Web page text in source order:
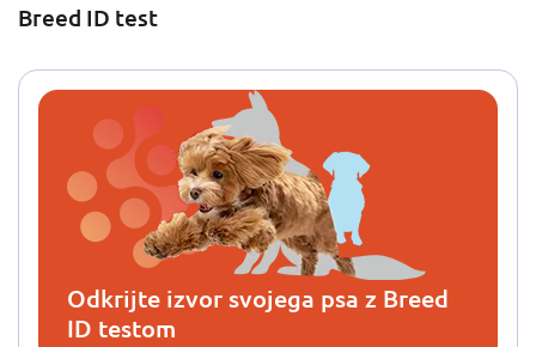
Breed ID test
Odkrijte izvor svojega psa z Breed
ID testom